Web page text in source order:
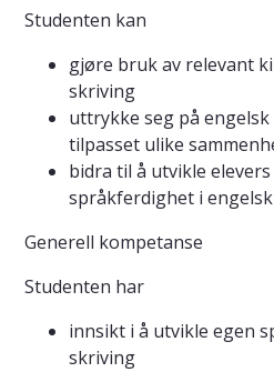
Studenten kan
gjøre bruk av relevant
skriving
uttrykke seg på
tilpasset ulike
bidra til å utvikle
språkferdighet i engelsk
Generell kompetanse
Studenten har
innsikt i å utvikle egen
skriving